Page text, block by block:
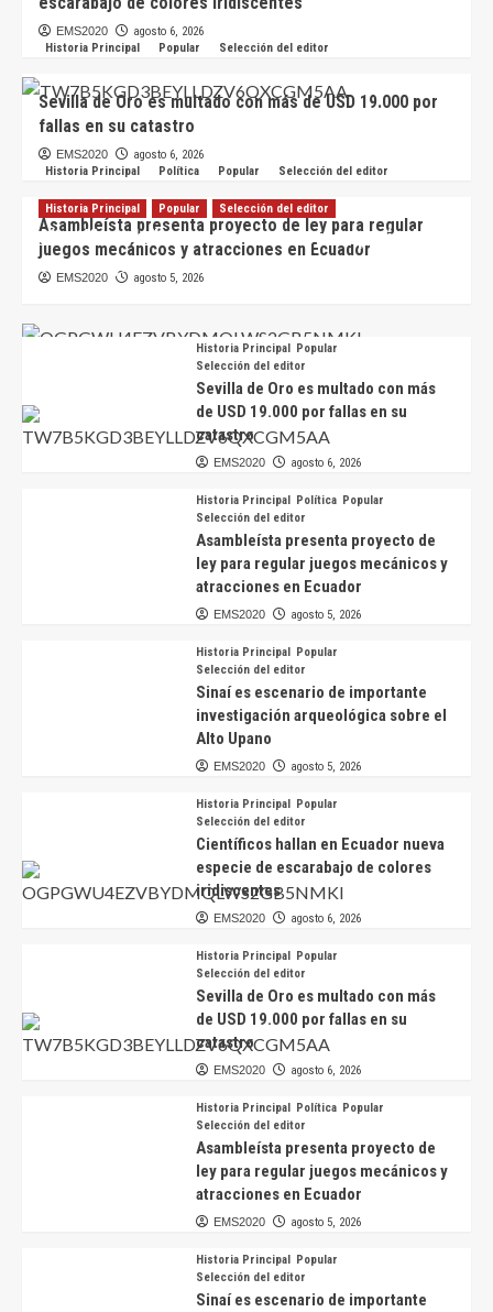
EMS2020
agosto 6, 2026
Historia Principal
Popular Selección del editor
Sevilla de Oro es multado con más de USD 19.000 por
fallas en su catastro
EMS2020
agosto 6, 2026
Historia Principal
Política Popular Selección del editor
Asambleísta presenta proyecto de ley para regular
juegos mecánicos y atracciones en Ecuador
EMS2020 agosto 5, 2026
Historia Principal Popular Selección del editor
Científicos hallan en Ecuador nueva especie de
escarabajo de colores iridiscentes
Historia Principal
Popular
Selección del editor
Sevilla de Oro es multado con más
de USD 19.000 por fallas en su
catastro
EMS2020 agosto 6, 2026
Historia Principal Política Popular
Selección del editor
Asambleísta presenta proyecto de
ley para regular juegos mecánicos y
atracciones en Ecuador
EMS2020 agosto 5, 2026
Historia Principal
Popular
Selección del editor
Sinaí es escenario de importante
investigación arqueológica sobre el
Alto Upano
EMS2020 agosto 5, 2026
Historia Principal
Popular
Selección del editor
Científicos hallan en Ecuador nueva
especie de escarabajo de colores
iridiscentes
EMS2020 agosto 6, 2026
Historia Principal
Popular
Selección del editor
Sevilla de Oro es multado con más
de USD 19.000 por fallas en su
catastro
EMS2020 agosto 6, 2026
Historia Principal Política Popular
Selección del editor
Asambleísta presenta proyecto de
ley para regular juegos mecánicos y
atracciones en Ecuador
EMS2020 agosto 5, 2026
Historia Principal
Popular
Selección del editor
Sinaí es escenario de importante